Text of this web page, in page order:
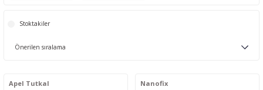
Stoktakiler
Apel Tutkal
Nanofix